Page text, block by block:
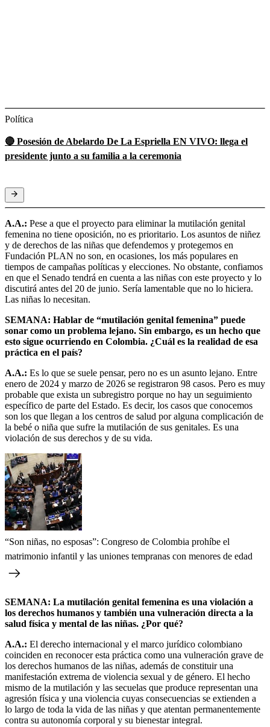
Política
🔴 Posesión de Abelardo De La Espriella EN VIVO: llega el
presidente junto a su familia a la ceremonia
A.A.: Pese a que el proyecto para eliminar la mutilación genital
femenina no tiene oposición, no es prioritario. Los asuntos de niñez
y de derechos de las niñas que defendemos y protegemos en
Fundación PLAN no son, en ocasiones, los más populares en
tiempos de campañas políticas y elecciones. No obstante, confiamos
en que el Senado tendrá en cuenta a las niñas con este proyecto y lo
discutirá antes del 20 de junio. Sería lamentable que no lo hiciera.
Las niñas lo necesitan.
SEMANA: Hablar de “mutilación genital femenina” puede
sonar como un problema lejano. Sin embargo, es un hecho que
esto sigue ocurriendo en Colombia. ¿Cuál es la realidad de esa
práctica en el país?
A.A.: Es lo que se suele pensar, pero no es un asunto lejano. Entre
enero de 2024 y marzo de 2026 se registraron 98 casos. Pero es muy
probable que exista un subregistro porque no hay un seguimiento
específico de parte del Estado. Es decir, los casos que conocemos
son los que llegan a los centros de salud por alguna complicación de
la bebé o niña que sufre la mutilación de sus genitales. Es una
violación de sus derechos y de su vida.
“Son niñas, no esposas”: Congreso de Colombia prohíbe el
matrimonio infantil y las uniones tempranas con menores de edad
SEMANA: La mutilación genital femenina es una violación a
los derechos humanos y también una vulneración directa a la
salud física y mental de las niñas. ¿Por qué?
A.A.: El derecho internacional y el marco jurídico colombiano
coinciden en reconocer esta práctica como una vulneración grave de
los derechos humanos de las niñas, además de constituir una
manifestación extrema de violencia sexual y de género. El hecho
mismo de la mutilación y las secuelas que produce representan una
agresión física y una violencia cuyas consecuencias se extienden a
lo largo de toda la vida de las niñas y que atentan permanentemente
contra su autonomía corporal y su bienestar integral.